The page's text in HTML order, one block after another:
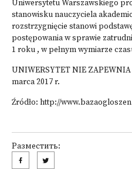
Uniwersytetu Warszawskiego
stanowisku nauczyciela
rozstrzygnięcie stanowi
postępowania w sprawie
1 roku , w pełnym wymiarze
UNIWERSYTET NIE
marca 2017 r.
Źródło: http://
Разместить: